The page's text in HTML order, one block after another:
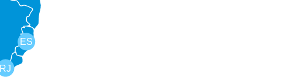
RJ
ES